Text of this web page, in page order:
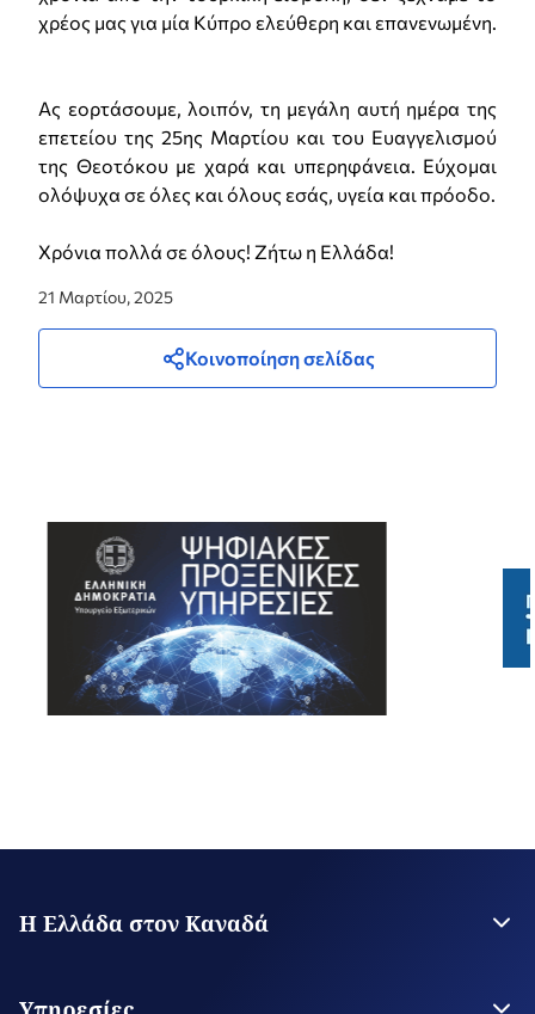
χρέος μας για μία Κύπρο ελεύθερη και επανενωμένη.
Ας εορτάσουμε, λοιπόν, τη μεγάλη αυτή ημέρα της
επετείου της 25ης Μαρτίου και του Ευαγγελισμού
της Θεοτόκου με χαρά και υπερηφάνεια. Εύχομαι
ολόψυχα σε όλες και όλους εσάς, υγεία και πρόοδο.
Χρόνια πολλά σε όλους! Ζήτω η Ελλάδα!
21 Μαρτίου, 2025
Κοινοποίηση σελίδας
Η Ελλάδα στον Καναδά
Γενικό Προξενείο Μόντρεαλ